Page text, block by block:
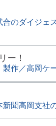
のダイジェ
ー！
作／高岡ケ
聞高岡支社